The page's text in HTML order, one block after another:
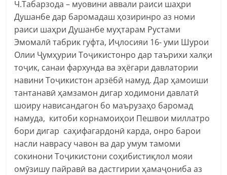
Ч.Табарзода – муовини аввали раиси шаҳри
Душанбе дар баромадаш ҳозиринро аз номи
раиси шаҳри Душанбе муҳтарам Рустами
Эмомалӣ табрик гуфта, Иҷлосияи 16- уми Шурои
Олии Ҷумҳурии Тоҷикистонро дар таърихи халқи
тоҷик, санаи фархунда ва эҳёгари давлатории
навини Тоҷикистон арзёбӣ намуд. Дар ҳамоиши
тантанавӣ ҳамзамон дигар ходимони давлатӣ
шоиру нависандагон бо маърузаҳо баромад
намуда, китоби корнамоиҳои Пешвои миллатро
бори дигар саҳифагардонӣ карда, онро барои
насли наврасу чавон ва дар умум тамоми
сокинони Тоҷикистони соҳибистиқлол мояи
омӯзишу пайравӣ ва дастгирии ҳамаҷониба аз